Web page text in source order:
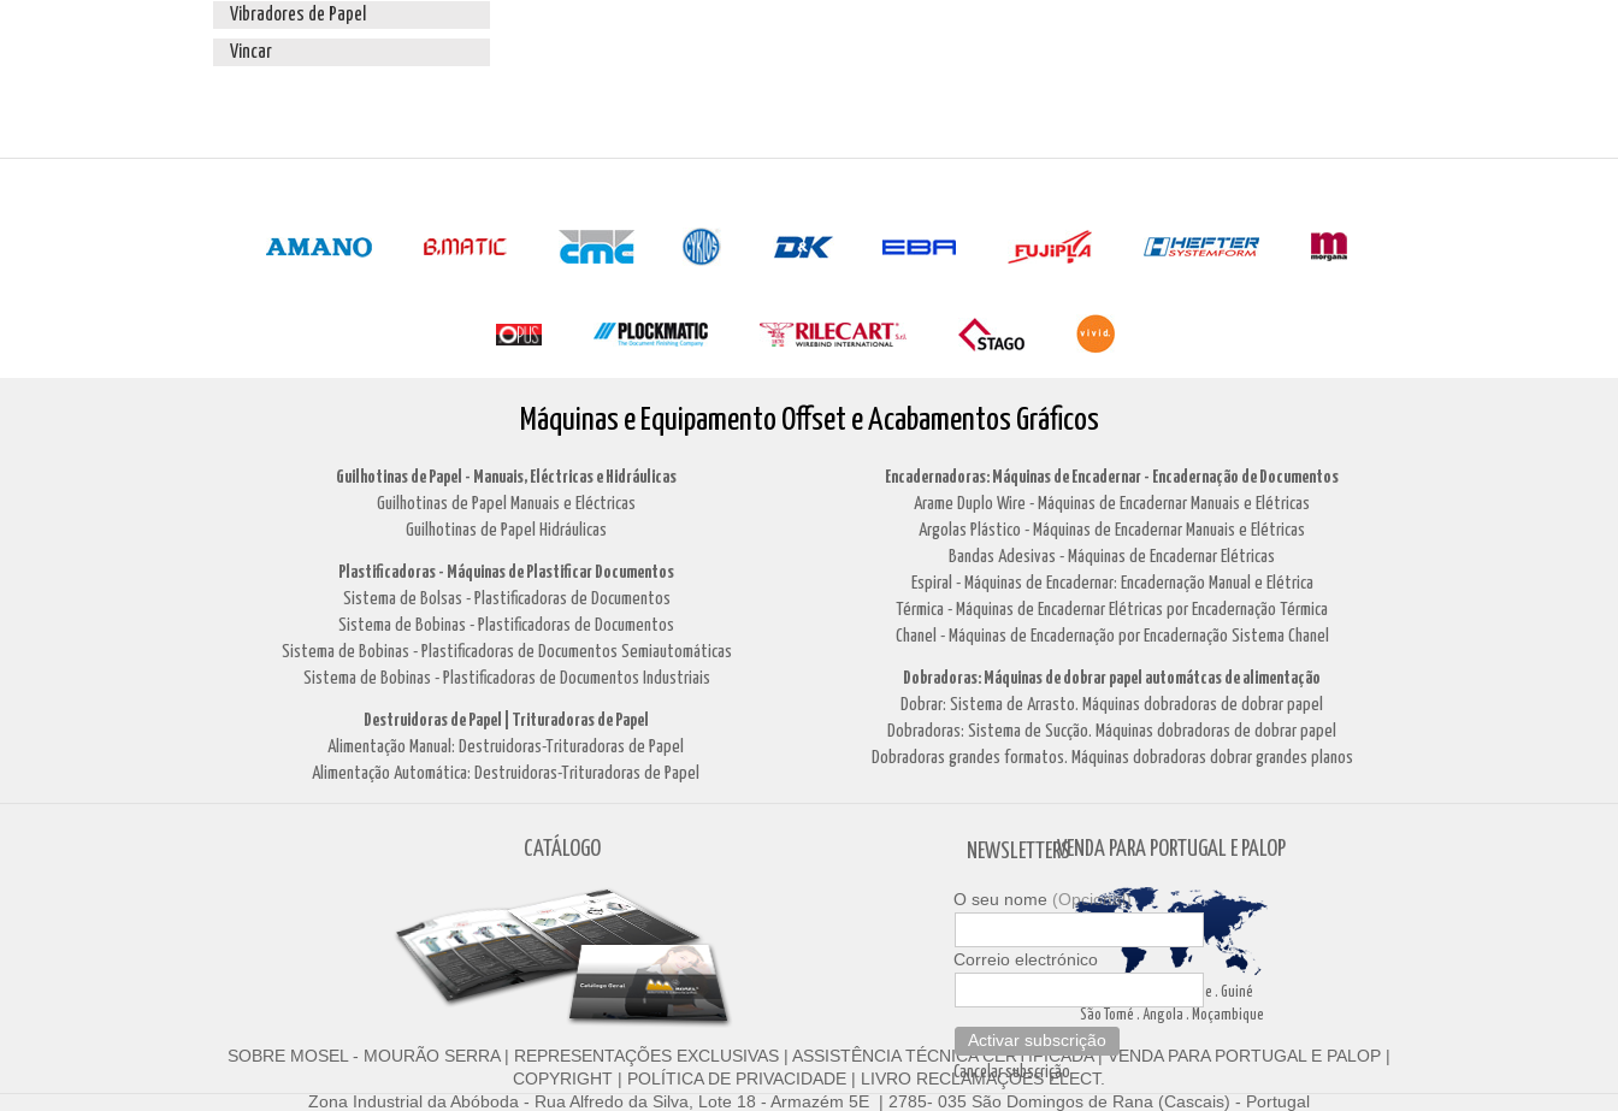
Vibradores de Papel
Vincar
Máquinas e Equipamento Offset e Acabamentos Gráficos
Guilhotinas de Papel - Manuais, Eléctricas e Hidráulicas
Guilhotinas de Papel Manuais e Eléctricas
Guilhotinas de Papel Hidráulicas
Plastificadoras - Máquinas de Plastificar Documentos
Sistema de Bolsas - Plastificadoras de Documentos
Sistema de Bobinas - Plastificadoras de Documentos
Sistema de Bobinas - Plastificadoras de Documentos Semiautomáticas
Sistema de Bobinas - Plastificadoras de Documentos Industriais
Destruidoras de Papel | Trituradoras de Papel
Alimentação Manual: Destruidoras-Trituradoras de Papel
Alimentação Automática: Destruidoras-Trituradoras de Papel
Encadernadoras: Máquinas de Encadernar - Encadernação de Documentos
Arame Duplo Wire - Máquinas de Encadernar Manuais e Elétricas
Argolas Plástico - Máquinas de Encadernar Manuais e Elétricas
Bandas Adesivas - Máquinas de Encadernar Elétricas
Espiral - Máquinas de Encadernar: Encadernação Manual e Elétrica
Térmica - Máquinas de Encadernar Elétricas por Encadernação Térmica
Chanel - Máquinas de Encadernação por Encadernação Sistema Chanel
Dobradoras: Máquinas de dobrar papel automátcas de alimentação
Dobrar: Sistema de Arrasto. Máquinas dobradoras de dobrar papel
Dobradoras: Sistema de Sucção. Máquinas dobradoras de dobrar papel
Dobradoras grandes formatos. Máquinas dobradoras dobrar grandes planos
CATÁLOGO NEWSLETTERS
O seu nome (Opcional)
Correio electrónico
Activar subscrição
Cancelar subscrição
VENDA PARA PORTUGAL E PALOP
Portugal . Cabo Verde . Guiné
São Tomé . Angola . Moçambique
SOBRE MOSEL - MOURÃO SERRA| REPRESENTAÇÕES EXCLUSIVAS | ASSISTÊNCIA TÉCNICA CERTIFICADA|VENDA PARA PORTUGAL E PALOP |
COPYRIGHT | POLÍTICA DE PRIVACIDADE | LIVRO RECLAMAÇÕES ELECT.
Zona Industrial da Abóboda - Rua Alfredo da Silva, Lote 18 - Armazém 5E | 2785- 035 São Domingos de Rana (Cascais) - Portugal